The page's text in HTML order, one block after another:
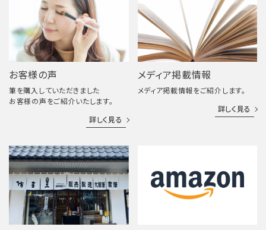
お客様の声
筆を購入していただきました
お客様の声をご紹介いたします。
詳しく見る
メディア掲載情報
メディア掲載情報をご紹介します。
詳しく見る